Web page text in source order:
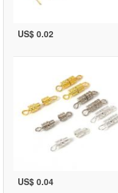
US$ 0.02
US$ 0.04